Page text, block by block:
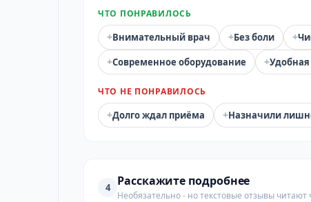
ЧТО ПОНРАВИЛОСЬ
+Внимательный врач +Без боли +
+Современное оборудование +Удобная
ЧТО НЕ ПОНРАВИЛОСЬ
+Долго ждал приёма +Назначили
4 Расскажите подробнее
Необязательно - но текстовые отзывы читают